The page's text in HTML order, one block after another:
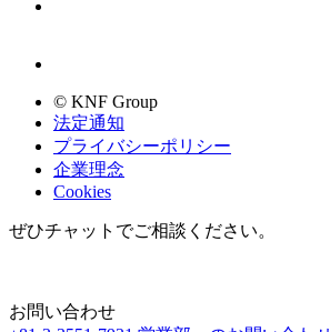
© KNF Group
法定通知
プライバシーポリシー
企業理念
Cookies
ぜひチャットでご相談ください。
お問い合わせ